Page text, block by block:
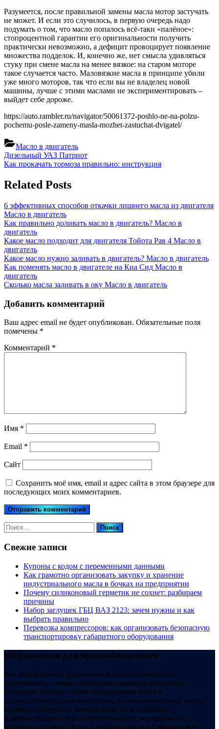
Разумеется, после правильной замены масла мотор застучать
не может. И если это случилось, в первую очередь надо
подумать о том, что масло попалось всё-таки «палёное»:
стопроцентной гарантии его оригинальности получить
практически невозможно, а дефицит провоцирует появление
множества подделок. И, конечно же, нет смысла удивляться
стуку при смене масла на менее вязкое: на старом моторе
такое случается часто. Маловязкие масла в принципе убили
уже много моторов, так что если вы не владелец новой
машины, лучше с этими маслами не экспериментировать –
выйдет себе дороже.
https://auto.rambler.ru/navigator/50061372-poshlo-ne-na-polzu-
pochemu-posle-zameny-masla-mozhet-zastuchat-dvigatel/
Масло в двигатель
Навигация
по
записям
Previous
Post:
Дизельный УАЗ Патриот
Next
Как прокачать тормоза правильно: инструкция
Related Posts
6 эффективных способов откачки лишнего масла из двигателя
Масло в двигатель
Как правильно доливать масло в двигатель? Масло в
двигатель
Какое масло подходит для двигателя Тойота Рав 4 Масло в
двигатель
Какое масло нужно заливать в двигатель? Масло в двигатель
Как поменять масло в двигателе на Киа Сид Масло в
двигатель
Сколько масла заливать в оку Масло в двигатель
Добавить комментарий
Ваш адрес email не будет опубликован. Обязательные поля
помечены *
Комментарий *
Имя *
Email *
Сайт
Сохранить моё имя, email и адрес сайта в этом браузере для
последующих моих комментариев.
Найти:
Свежие записи
Купоны c кодом с переменными данными
Как грамотно организовать закупку и хранение
индустриального масла в бочках на предприятии
Почему силиконовый герметик не сохнет: разбираем
причины
Набор заглушек ГБЦ ВАЗ 2123: зачем нужны и как
выбрать правильно
Перевозка компрессоров: как организовать безопасную
транспортировку габаритного оборудования
Информация для правообладателей
Все материалы на данном сайте взяты из открытых
источников — имеют обратную ссылку на материал в
интернете или присланы посетителями сайта и
предоставляются исключительно в ознакомительных целях.
Права на материалы принадлежат их владельцам.
Администрация сайта ответственности за содержание
материала не несет. Если Вы обнаружили на нашем сайте